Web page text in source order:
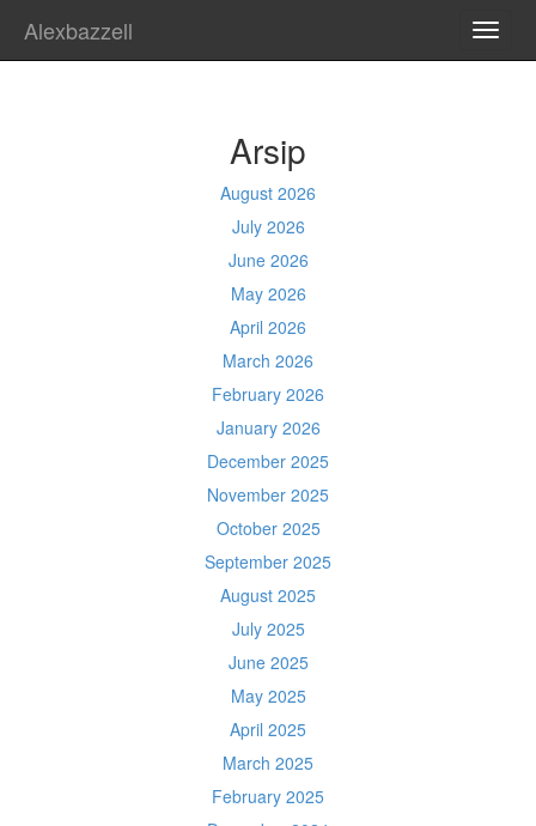
Alexbazzell
Arsip
August 2026
July 2026
June 2026
May 2026
April 2026
March 2026
February 2026
January 2026
December 2025
November 2025
October 2025
September 2025
August 2025
July 2025
June 2025
May 2025
April 2025
March 2025
February 2025